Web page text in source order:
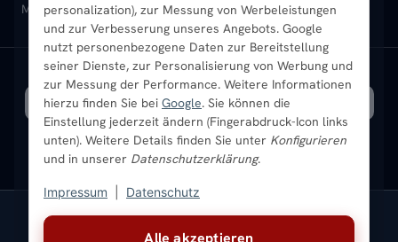
Alle akzeptieren
personalization), zur Messung von Werbeleistungen
und zur Verbesserung unseres Angebots. Google
nutzt personenbezogene Daten zur Bereitstellung
seiner Dienste, zur Personalisierung von Werbung und
zur Messung der Performance. Weitere Informationen
hierzu finden Sie bei Google. Sie können die
Einstellung jederzeit ändern (Fingerabdruck-Icon links
unten). Weitere Details finden Sie unter Konfigurieren
und in unserer Datenschutzerklärung.
Impressum Datenschutz
Sendung verfolgen
Ratgeber
Bestpreisgarantie
Aktuelle Angebote
Mischbetrieb-HeizkörperHeizkörper-ZubehörAktuelle Angebote
SICHERE ZAHLUNG VERSAND MIT